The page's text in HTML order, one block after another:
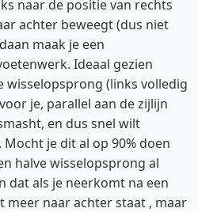
naar de positie van rechts
achter beweegt (dus niet
maak je een
Ideaal gezien
wisselopsprong (links volledig
je, parallel aan de zijlijn
en dus snel wilt
je dit al op 90% doen
halve wisselopsprong al
dat als je neerkomt na een
meer naar achter staat , maar